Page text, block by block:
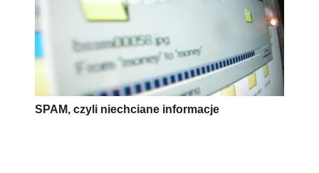
SPAM, czyli niechciane informacje